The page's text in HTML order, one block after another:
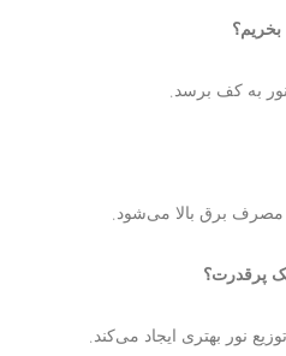
.
مصرف برق بالا می‌شود .
پرقدرت؟
نور بهتری ایجاد می‌کند .